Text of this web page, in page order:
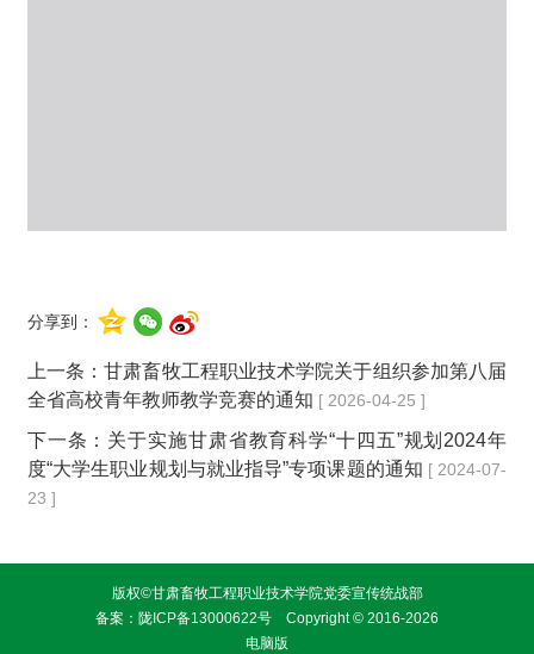
分享到：
上一条：甘肃畜牧工程职业技术学院关于组织参加第八届
全省高校青年教师教学竞赛的通知 [ 2026-04-25 ]
下一条： 关于实施甘肃省教育科学“十四五”规划2024年
度“大学生职业规划与就业指导”专项课题的通知 [ 2024-07-
23 ]
版权©甘肃畜牧工程职业技术学院党委宣传统战部
备案： 陇ICP备13000622号 Copyright © 2016-2026
电脑版